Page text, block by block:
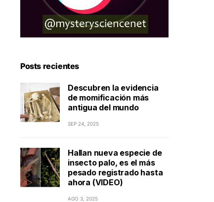
Posts recientes
Descubren la evidencia
de momificación más
antigua del mundo
SEP 24, 2025
Hallan nueva especie de
insecto palo, es el más
pesado registrado hasta
ahora (VIDEO)
AGO 3, 2025